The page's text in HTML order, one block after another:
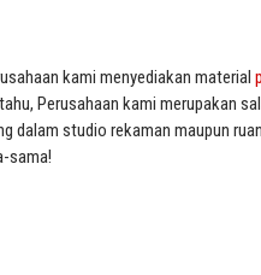
kami menyediakan material
Perusahaan kami merupakan
dalam studio rekaman maupun
sama!